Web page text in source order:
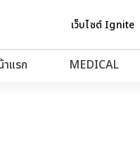
เว็บไซต์ Ignite
าแรก
MEDICAL